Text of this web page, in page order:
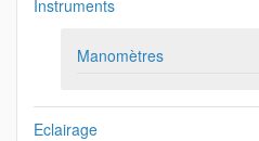
Instruments
Manomètres
Eclairage